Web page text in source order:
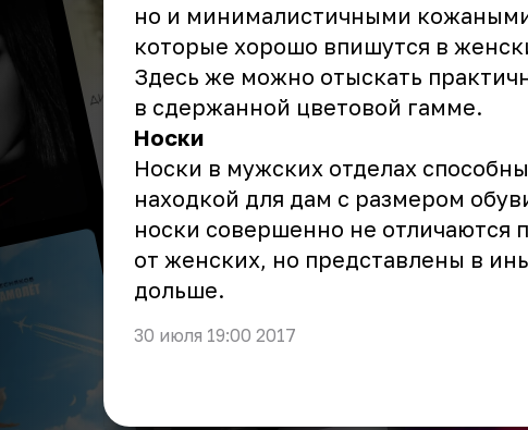
но и минималистичными
которые хорошо впишутся в
Здесь же можно отыскать
в сдержанной цветовой гамме.
Носки
Носки в мужских отделах
находкой для дам с размером
носки совершенно не отличаются
от женских, но представлены в
дольше.
30 июля 19:00 2017